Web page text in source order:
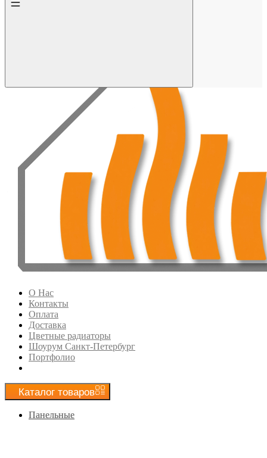
О Нас
Контакты
Оплата
Доставка
Цветные радиаторы
Шоурум Санкт-Петербург
Портфолио
Каталог товаров
Панельные